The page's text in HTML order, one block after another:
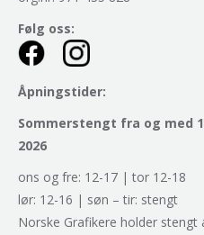
Følg oss:
Åpningstider:
Sommerstengt fra og med
2026
ons og fre: 12-17 | tor 12-18
lør: 12-16 | søn – tir: stengt
Norske Grafikere holder stengt